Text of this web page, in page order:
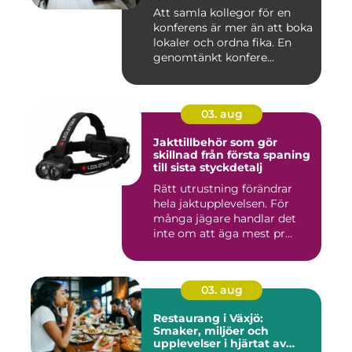
Att samla kollegor för en
konferens är mer än att boka
lokaler och ordna fika. En
genomtänkt konfere...
03. aug
Jakttillbehör som gör
skillnad från första spaning
till sista styckdetalj
Rätt utrustning förändrar
hela jaktupplevelsen. För
många jägare handlar det
inte om att äga mest pr...
03. aug
Restaurang i Växjö:
Smaker, miljöer och
upplevelser i hjärtat av